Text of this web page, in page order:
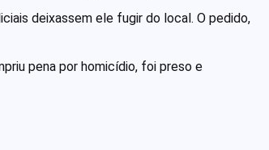
deixassem ele fugir do local. O pedido,
pena por homicídio, foi preso e